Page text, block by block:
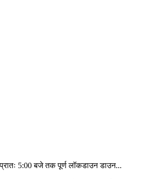
5:00 बजे तक पूर्ण लॉकडाउन डाउन...